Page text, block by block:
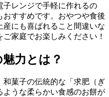
子レンジで手軽に作れるの
すすめです。おやつや食後
にも喜ばれること間違いな
家庭でお楽しみください！
力とは？
和菓子の伝統的な「求肥（ぎ
ような柔らかい食感のお餅が